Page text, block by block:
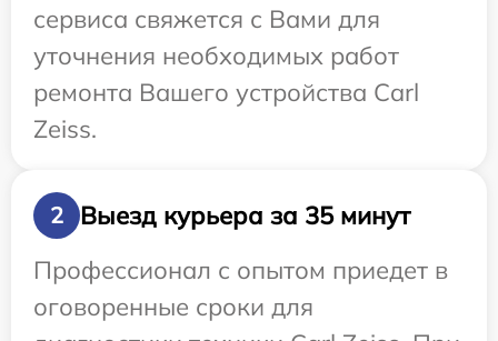
сервиса свяжется с Вами для
уточнения необходимых работ
ремонта Вашего устройства Carl
Zeiss.
2
Выезд курьера за 35 минут
Профессионал с опытом приедет в
оговоренные сроки для